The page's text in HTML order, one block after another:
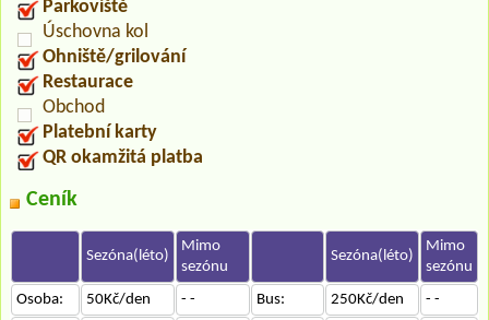
Parkoviště
Úschovna kol
Ohniště/grilování
Restaurace
Obchod
Platební karty
QR okamžitá platba
Ceník
Sezóna(léto)
Mimo
sezónu
Sezóna(léto)
Mimo
sezónu
Osoba:
50Kč/den - - Bus: 250Kč/den
- -